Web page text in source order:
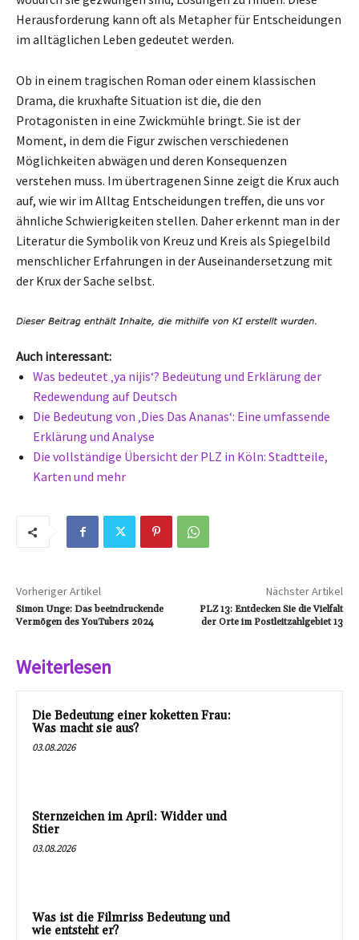
Herausforderung kann oft als Metapher für Entscheidungen
im alltäglichen Leben gedeutet werden.
Ob in einem tragischen Roman oder einem klassischen
Drama, die kruxhafte Situation ist die, die den
Protagonisten in eine Zwickmühle bringt. Sie ist der
Moment, in dem die Figur zwischen verschiedenen
Möglichkeiten abwägen und deren Konsequenzen
verstehen muss. Im übertragenen Sinne zeigt die Krux auch
auf, wie wir im Alltag Entscheidungen treffen, die uns vor
ähnliche Schwierigkeiten stellen. Daher erkennt man in der
Literatur die Symbolik von Kreuz und Kreis als Spiegelbild
menschlicher Erfahrungen in der Auseinandersetzung mit
der Krux der Sache selbst.
Auch interessant:
Was bedeutet ‚ya nijis‘? Bedeutung und Erklärung der
Redewendung auf Deutsch
Die Bedeutung von ‚Dies Das Ananas‘: Eine umfassende
Erklärung und Analyse
Die vollständige Übersicht der PLZ in Köln: Stadtteile,
Karten und mehr
Vorheriger Artikel
Simon Unge: Das beeindruckende
Vermögen des YouTubers 2024
Nächster Artikel
PLZ 13: Entdecken Sie die Vielfalt
der Orte im Postleitzahlgebiet 13
Weiterlesen
Die Bedeutung einer koketten Frau:
Was macht sie aus?
03.08.2026
Sternzeichen im April: Widder und
Stier
03.08.2026
Was ist die Filmriss Bedeutung und
wie entsteht er?